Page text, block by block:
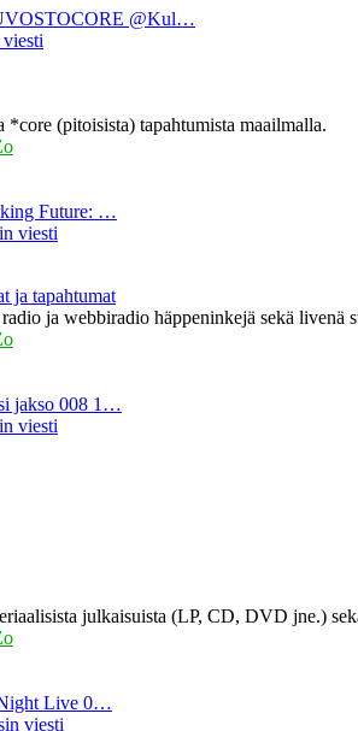
@Kul…
*core (pitoisista) tapahtumista maailmalla.
Future: …
viesti
ja tapahtumat
ja webbiradio häppeninkejä sekä livenä
jakso 008 1…
viesti
julkaisuista (LP, CD, DVD jne.)
Live 0…
viesti